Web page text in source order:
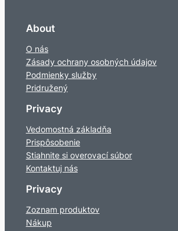
About
O nás
Zásady ochrany osobných údajov
Podmienky služby
Pridružený
Privacy
Vedomostná základňa
Prispôsobenie
Stiahnite si overovací súbor
Kontaktuj nás
Privacy
Zoznam produktov
Nákup